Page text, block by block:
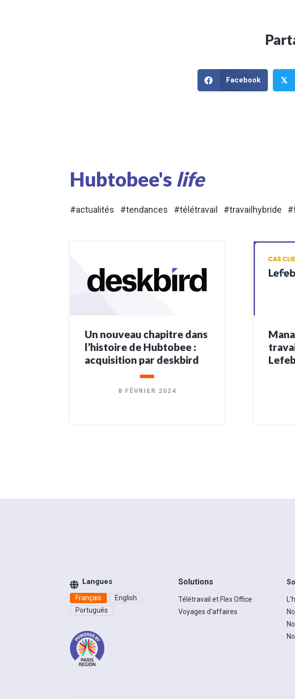
Facebook 𝕏
Hubtobee's life
#actualités #tendances #télétravail #travailhybride
Un nouveau chapitre dans
l’histoire de Hubtobee :
acquisition par deskbird
8 FÉVRIER 2024
Langues
Français
English
Português
Solutions
Télétravail et Flex Office
Voyages d'affaires